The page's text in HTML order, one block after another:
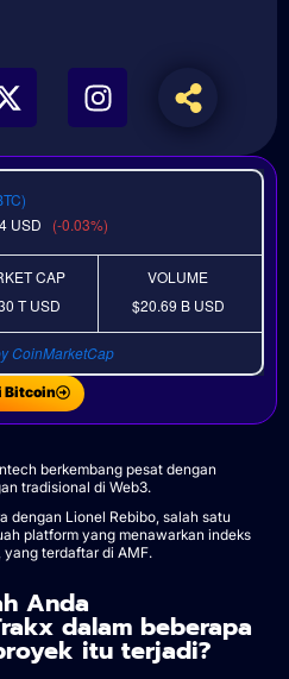
USD (-0.03%)
CAP
TUSD
VOLUME
$20.69 B USD
CoinMarketCap
Bitcoin
berkembang pesat dengan
tradisional di Web3.
dengan Lionel Rebibo, salah satu
platform yang menawarkan indeks
terdaftar di AMF.
Anda
dalam beberapa
itu terjadi?